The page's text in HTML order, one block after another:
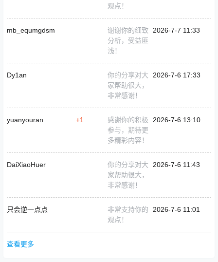
观点！
mb_equmgdsm
谢谢你的细致
分析，受益匪
浅！
2026-7-7 11:33
Dy1an
你的分享对大
家帮助很大，
非常感谢！
2026-7-6 17:33
yuanyouran +1
感谢你的积极
参与，期待更
多精彩内容！
2026-7-6 13:10
DaiXiaoHuer
你的分享对大
家帮助很大，
非常感谢！
2026-7-6 11:43
只会逆一点点
非常支持你的
观点！
2026-7-6 11:01
查看更多